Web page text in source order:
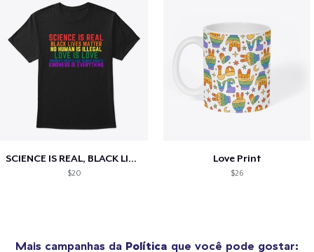
SCIENCE IS REAL, BLACK LIVES MATTER
$20
Love Print
$26
Mais campanhas da Política que você pode gostar: